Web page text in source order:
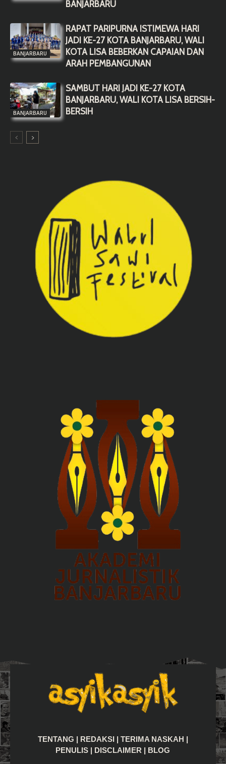
BANJARBARU
BANJARBARU
RAPAT PARIPURNA ISTIMEWA HARI
JADI KE-27 KOTA BANJARBARU, WALI
KOTA LISA BEBERKAN CAPAIAN DAN
ARAH PEMBANGUNAN
BANJARBARU
SAMBUT HARI JADI KE-27 KOTA
BANJARBARU, WALI KOTA LISA BERSIH-
BERSIH
TENTANG REDAKSI TERIMA NASKAH
PENULIS
DISCLAIMER BLOG